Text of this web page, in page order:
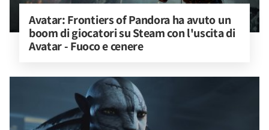
Avatar: Frontiers of Pandora ha avuto un
boom di giocatori su Steam con l'uscita di
Avatar - Fuoco e cenere